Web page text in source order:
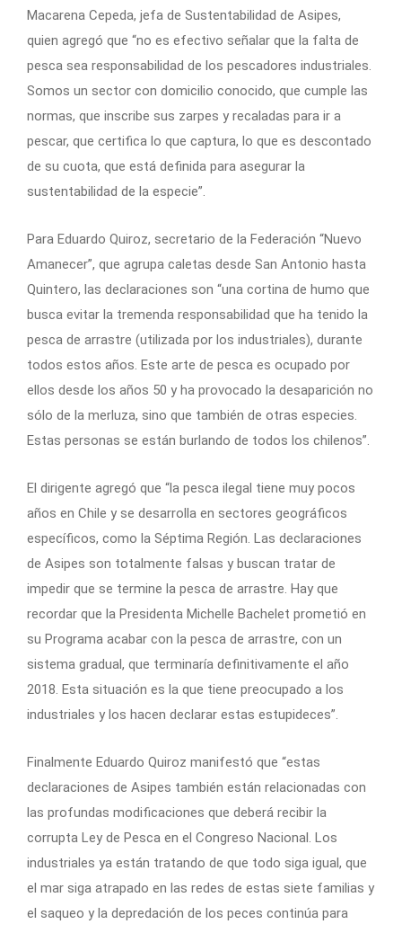
Macarena Cepeda, jefa de Sustentabilidad de Asipes,
quien agregó que “no es efectivo señalar que la falta de
pesca sea responsabilidad de los pescadores industriales.
Somos un sector con domicilio conocido, que cumple las
normas, que inscribe sus zarpes y recaladas para ir a
pescar, que certifica lo que captura, lo que es descontado
de su cuota, que está definida para asegurar la
sustentabilidad de la especie”.
Para Eduardo Quiroz, secretario de la Federación “Nuevo
Amanecer”, que agrupa caletas desde San Antonio hasta
Quintero, las declaraciones son “una cortina de humo que
busca evitar la tremenda responsabilidad que ha tenido la
pesca de arrastre (utilizada por los industriales), durante
todos estos años. Este arte de pesca es ocupado por
ellos desde los años 50 y ha provocado la desaparición no
sólo de la merluza, sino que también de otras especies.
Estas personas se están burlando de todos los chilenos”.
El dirigente agregó que “la pesca ilegal tiene muy pocos
años en Chile y se desarrolla en sectores geográficos
específicos, como la Séptima Región. Las declaraciones
de Asipes son totalmente falsas y buscan tratar de
impedir que se termine la pesca de arrastre. Hay que
recordar que la Presidenta Michelle Bachelet prometió en
su Programa acabar con la pesca de arrastre, con un
sistema gradual, que terminaría definitivamente el año
2018. Esta situación es la que tiene preocupado a los
industriales y los hacen declarar estas estupideces”.
Finalmente Eduardo Quiroz manifestó que “estas
declaraciones de Asipes también están relacionadas con
las profundas modificaciones que deberá recibir la
corrupta Ley de Pesca en el Congreso Nacional. Los
industriales ya están tratando de que todo siga igual, que
el mar siga atrapado en las redes de estas siete familias y
el saqueo y la depredación de los peces continúa para